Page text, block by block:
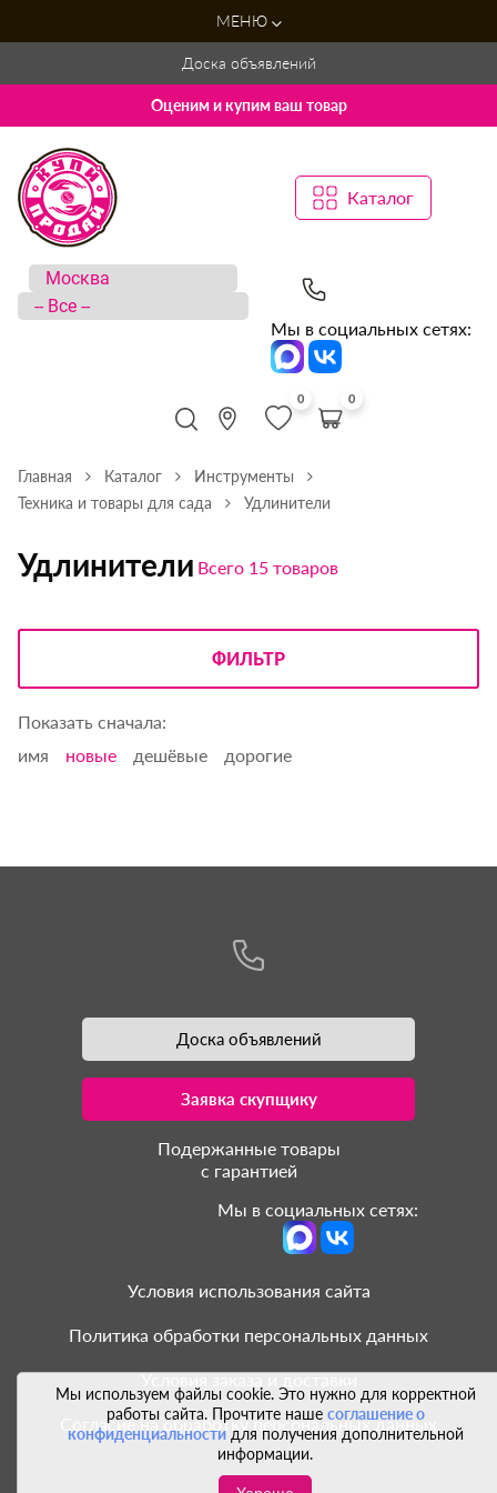
МЕНЮ
Доска объявлений
Оценим и купим ваш товар
Каталог
Мы в социальных сетях:
0 0
Главная Каталог
Инструменты
Техника и товары для сада
Удлинители
Удлинители Всего 15 товаров
ФИЛЬТР
Показать сначала:
имя
новые дешёвые дорогие
Мы используем файлы cookie. Это нужно для корректной
работы сайта. Прочтите наше соглашение о
конфиденциальностидля получения дополнительной
информации.
Доска объявлений
Заявка скупщику
Подержанные товары
с гарантией
Мы в социальных сетях:
Условия использования сайта
Политика обработки персональных данных
Условия заказа и доставки
Согласие на обработку персональных данных